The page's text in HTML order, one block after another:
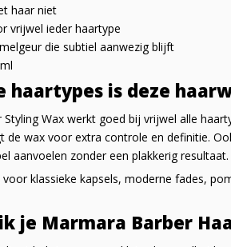
haar niet
vrijwel ieder haartype
die subtiel aanwezig blijft
haartypes is deze
Styling Wax werkt goed bij vrijwel alle
de wax voor extra controle en definitie.
aanvoelen zonder een plakkerig resultaat.
klassieke kapsels, moderne fades,
je Marmara Barber